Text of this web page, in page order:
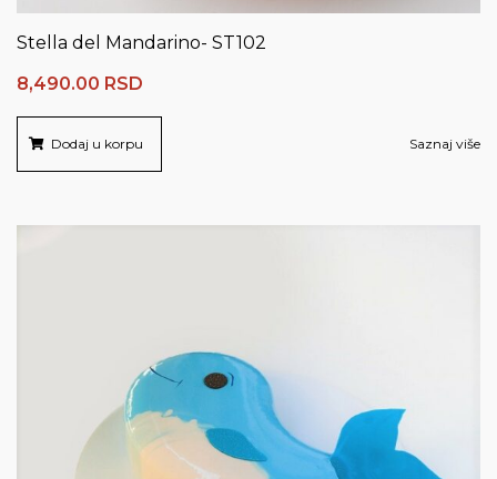
Stella del Mandarino- ST102
8,490.00 RSD
Dodaj u korpu Saznaj više